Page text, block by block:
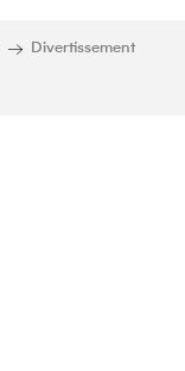
Divertissement